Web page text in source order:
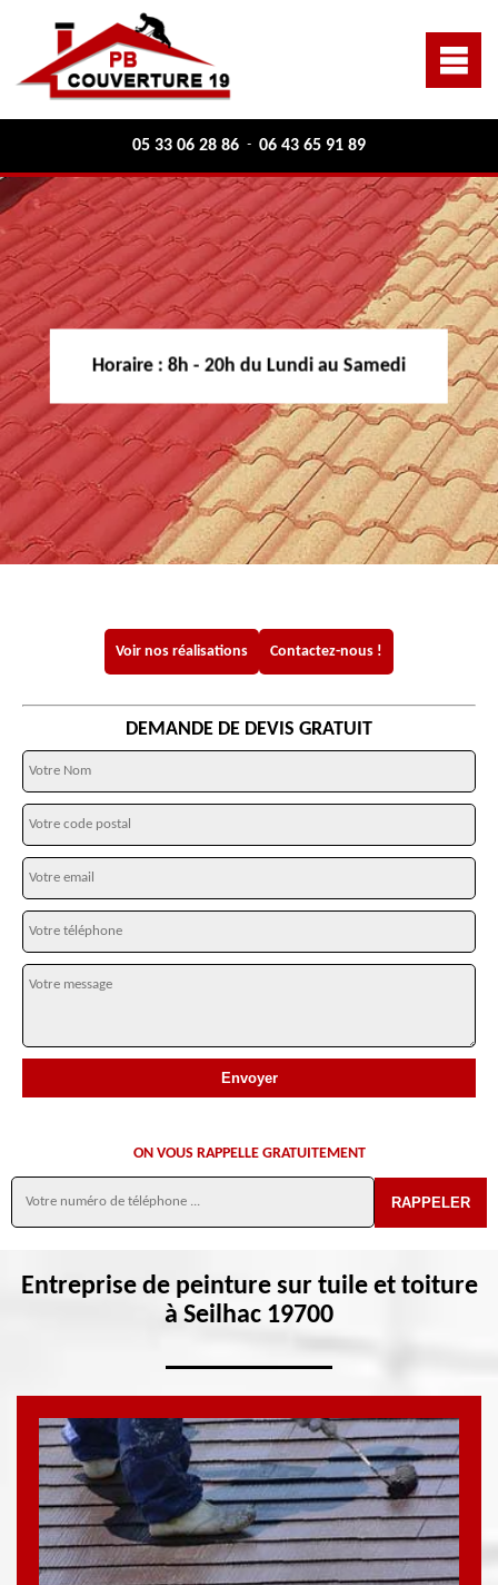
05 33 06 28 86 - 06 43 65 91 89
Horaire : 8h - 20h du Lundi au Samedi
Voir nos réalisations Contactez-nous !
DEMANDE DE DEVIS GRATUIT
ON VOUS RAPPELLE GRATUITEMENT
Entreprise de peinture sur tuile et toiture
à Seilhac 19700